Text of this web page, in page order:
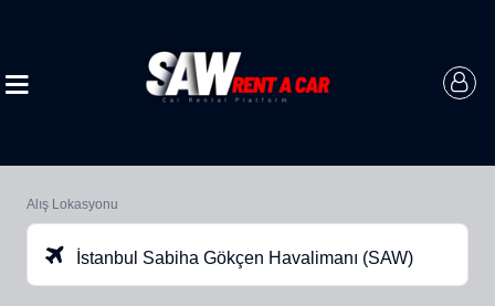
Alış Lokasyonu
İstanbul Sabiha Gökçen Havalimanı (SAW)